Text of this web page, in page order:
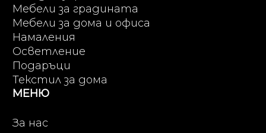
Мебели за градината
Мебели за дома и офиса
Намаления
Осветление
Подаръци
Текстил за дома
МЕНЮ
За нас